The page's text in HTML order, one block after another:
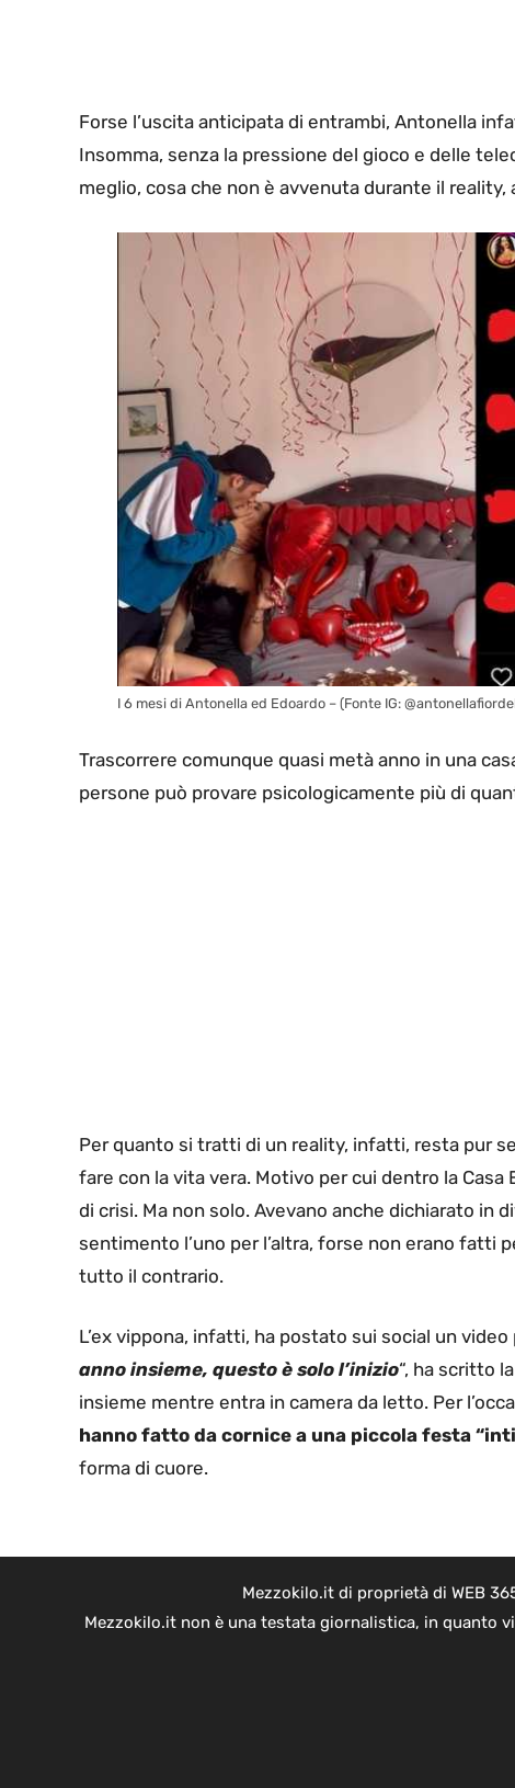
Forse l’uscita anticipata di entrambi, Antonella
Insomma, senza la pressione del gioco e delle
meglio, cosa che non è avvenuta durante il reality,
I 6 mesi di Antonella ed Edoardo – (Fonte IG:
Trascorrere comunque quasi metà anno in una
persone può provare psicologicamente più di
Per quanto si tratti di un reality, infatti, resta pur
fare con la vita vera. Motivo per cui dentro la
di crisi. Ma non solo. Avevano anche dichiarato in
sentimento l’uno per l’altra, forse non erano fatti
tutto il contrario.
L’ex vippona, infatti, ha postato sui social un
anno insieme, questo è solo l’inizio“, ha scritto
insieme mentre entra in camera da letto. Per
hanno fatto da cornice a una piccola festa
forma di cuore.
Mezzokilo.it di proprietà di WEB
Mezzokilo.it non è una testata giornalistica, in quanto